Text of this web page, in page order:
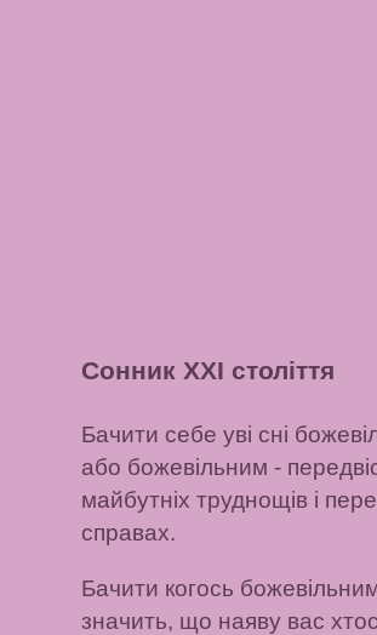
Сонник XXI століття
Бачити себе уві сні
або божевільним -
майбутніх труднощів і
справах.
Бачити когось
значить, що наяву вас